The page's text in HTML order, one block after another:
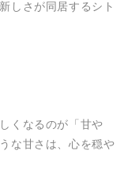
しさが同居するシト
くなるのが「甘や
な甘さは、心を穏や